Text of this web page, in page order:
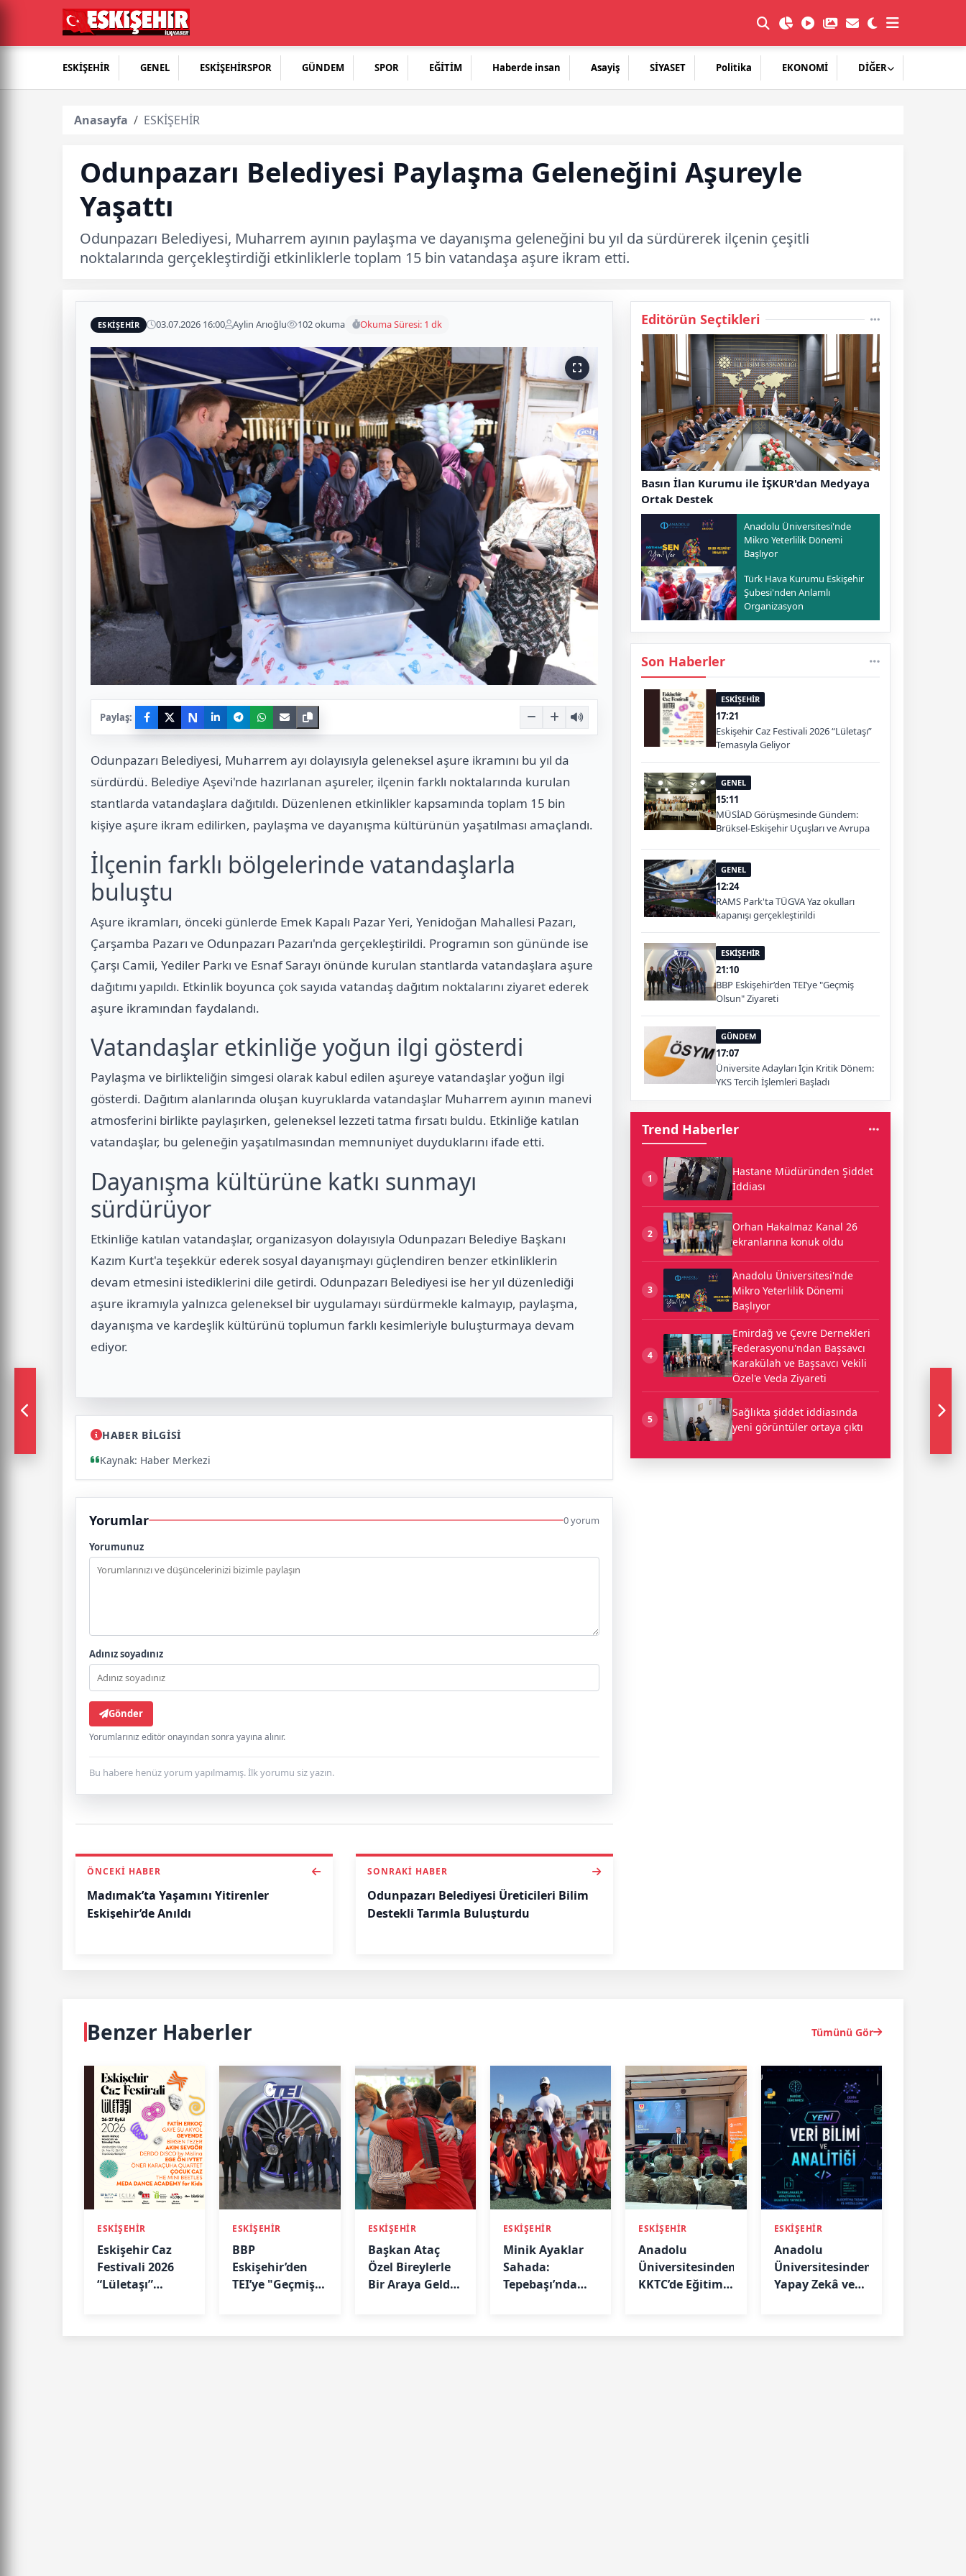
ESKİŞEHİR GENEL ESKİŞEHİRSPOR GÜNDEM SPOR EĞİTİM Haberde insan Asayiş SİYASET Politika EKONOMİ DİĞER
Anasayfa ESKİŞEHİR
Odunpazarı Belediyesi Paylaşma Geleneğini Aşureyle
Yaşattı
Odunpazarı Belediyesi, Muharrem ayının paylaşma ve dayanışma geleneğini bu yıl da sürdürerek ilçenin çeşitli
noktalarında gerçekleştirdiği etkinliklerle toplam 15 bin vatandaşa aşure ikram etti.
ESKİŞEHİR 03.07.2026 16:00 Aylin Arıoğlu 102 okuma Okuma Süresi: 1 dk
Paylaş: N
Odunpazarı Belediyesi, Muharrem ayı dolayısıyla geleneksel aşure ikramını bu yıl da
sürdürdü. Belediye Aşevi'nde hazırlanan aşureler, ilçenin farklı noktalarında kurulan
stantlarda vatandaşlara dağıtıldı. Düzenlenen etkinlikler kapsamında toplam 15 bin
kişiye aşure ikram edilirken, paylaşma ve dayanışma kültürünün yaşatılması amaçlandı.
İlçenin farklı bölgelerinde vatandaşlarla
buluştu
Aşure ikramları, önceki günlerde Emek Kapalı Pazar Yeri, Yenidoğan Mahallesi Pazarı,
Çarşamba Pazarı ve Odunpazarı Pazarı'nda gerçekleştirildi. Programın son gününde ise
Çarşı Camii, Yediler Parkı ve Esnaf Sarayı önünde kurulan stantlarda vatandaşlara aşure
dağıtımı yapıldı. Etkinlik boyunca çok sayıda vatandaş dağıtım noktalarını ziyaret ederek
aşure ikramından faydalandı.
Vatandaşlar etkinliğe yoğun ilgi gösterdi
Paylaşma ve birlikteliğin simgesi olarak kabul edilen aşureye vatandaşlar yoğun ilgi
gösterdi. Dağıtım alanlarında oluşan kuyruklarda vatandaşlar Muharrem ayının manevi
atmosferini birlikte paylaşırken, geleneksel lezzeti tatma fırsatı buldu. Etkinliğe katılan
vatandaşlar, bu geleneğin yaşatılmasından memnuniyet duyduklarını ifade etti.
Dayanışma kültürüne katkı sunmayı
sürdürüyor
Etkinliğe katılan vatandaşlar, organizasyon dolayısıyla Odunpazarı Belediye Başkanı
Kazım Kurt'a teşekkür ederek sosyal dayanışmayı güçlendiren benzer etkinliklerin
devam etmesini istediklerini dile getirdi. Odunpazarı Belediyesi ise her yıl düzenlediği
aşure ikramıyla yalnızca geleneksel bir uygulamayı sürdürmekle kalmayıp, paylaşma,
dayanışma ve kardeşlik kültürünü toplumun farklı kesimleriyle buluşturmaya devam
ediyor.
HABER BİLGİSİ
Kaynak: Haber Merkezi
Yorumlar 0 yorum
Yorumunuz
Adınız soyadınız
Gönder
Yorumlarınız editör onayından sonra yayına alınır.
Bu habere henüz yorum yapılmamış. İlk yorumu siz yazın.
ÖNCEKI HABER
Madımak’ta Yaşamını Yitirenler
Eskişehir’de Anıldı
SONRAKI HABER
Odunpazarı Belediyesi Üreticileri Bilim
Destekli Tarımla Buluşturdu
Editörün Seçtikleri
Basın İlan Kurumu ile İŞKUR'dan Medyaya
Ortak Destek
Anadolu Üniversitesi'nde
Mikro Yeterlilik Dönemi
Başlıyor
Türk Hava Kurumu Eskişehir
Şubesi'nden Anlamlı
Organizasyon
Son Haberler
ESKİŞEHİR
17:21
Eskişehir Caz Festivali 2026 “Lületaşı”
Temasıyla Geliyor
GENEL
15:11
MÜSİAD Görüşmesinde Gündem:
Brüksel-Eskişehir Uçuşları ve Avrupa
GENEL
12:24
RAMS Park'ta TÜGVA Yaz okulları
kapanışı gerçekleştirildi
ESKİŞEHİR
21:10
BBP Eskişehir’den TEI’ye "Geçmiş
Olsun" Ziyareti
GÜNDEM
17:07
Üniversite Adayları İçin Kritik Dönem:
YKS Tercih İşlemleri Başladı
Trend Haberler
1
Hastane Müdüründen Şiddet
İddiası
2
Orhan Hakalmaz Kanal 26
ekranlarına konuk oldu
3
Anadolu Üniversitesi'nde
Mikro Yeterlilik Dönemi
Başlıyor
4
Emirdağ ve Çevre Dernekleri
Federasyonu'ndan Başsavcı
Karakülah ve Başsavcı Vekili
Özel'e Veda Ziyareti
5
Sağlıkta şiddet iddiasında
yeni görüntüler ortaya çıktı
Benzer Haberler Tümünü Gör
ESKİŞEHİR
Eskişehir Caz
Festivali 2026
“Lületaşı”
ESKİŞEHİR
BBP
Eskişehir’den
TEI’ye "Geçmiş
ESKİŞEHİR
Başkan Ataç
Özel Bireylerle
Bir Araya Geldi:
ESKİŞEHİR
Minik Ayaklar
Sahada:
Tepebaşı’nda
ESKİŞEHİR
Anadolu
Üniversitesinden
KKTC’de Eğitim
ESKİŞEHİR
Anadolu
Üniversitesinden
Yapay Zekâ ve